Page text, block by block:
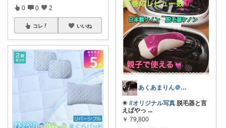
0 0 2
コレ いいね
あくあまりん＠アメブロもよろしく💕
✴️ #オリジナル写真 脱毛器と言
えばやっ ...
￥ 79,800